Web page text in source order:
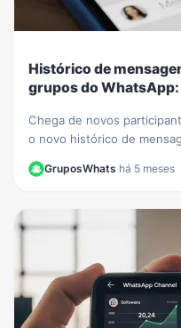
Histórico de
grupos do
Chega de novos
o novo histórico de
GruposWhats·há 5 meses